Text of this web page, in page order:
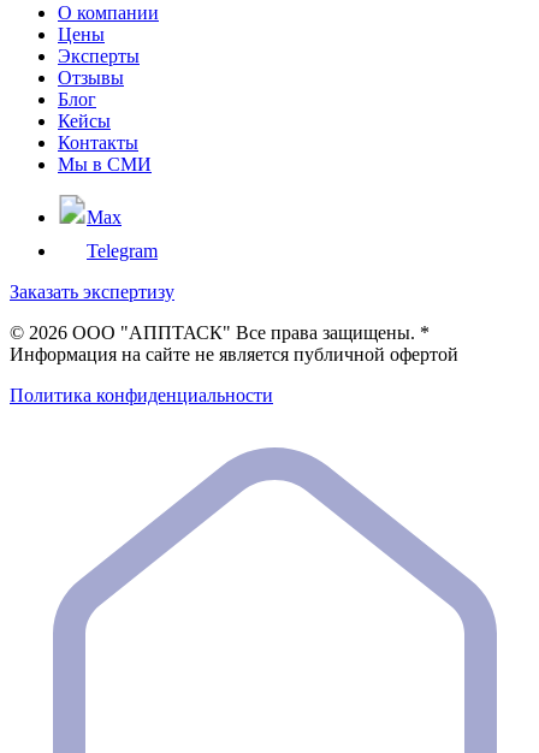
О компании
Цены
Эксперты
Отзывы
Блог
Кейсы
Контакты
Мы в СМИ
Max
Telegram
Заказать экспертизу
© 2026 ООО "АППТАСК" Все права защищены. *
Информация на сайте не является публичной офертой
Политика конфиденциальности